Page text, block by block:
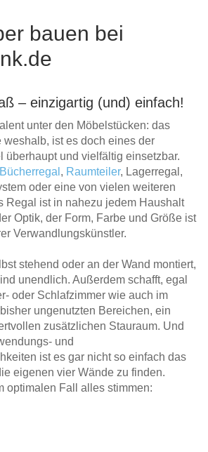
bauen bei
– einzigartig (und) einfach!
unter den Möbelstücken: das
weshalb, ist es doch eines der
überhaupt und vielfältig einsetzbar.
Bücherregal , Raumteiler, Lagerregal,
oder eine von vielen weiteren
Regal ist in nahezu jedem Haushalt
Optik, der Form, Farbe und Größe ist
Verwandlungskünstler.
stehend oder an der Wand montiert,
unendlich. Außerdem schafft, egal
oder Schlafzimmer wie auch im
ungenutzten Bereichen, ein
zusätzlichen Stauraum. Und
und
ist es gar nicht so einfach das
eigenen vier Wände zu finden.
optimalen Fall alles stimmen: